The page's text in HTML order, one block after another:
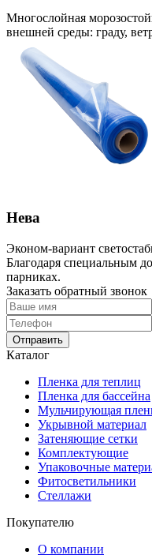
Многослойная
внешней среды: граду,
Нева
Эконом-вариант
Благодаря специальным
парниках.
Заказать обратный звонок
Отправить
Каталог
Пленка для теплиц
Пленка для бассейна
Мульчирующая
Укрывной материал
Затеняющие сетки
Комплектующие
Упаковочные
Фитосветильники
Стеллажи
Покупателю
О компании